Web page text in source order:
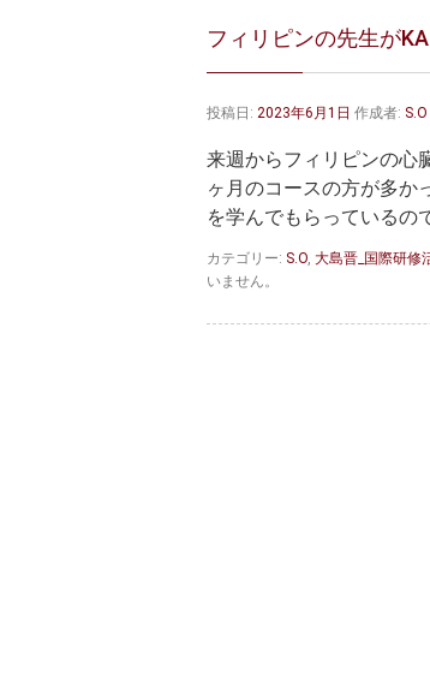
フィリピンの先生が
投稿日: 2023年6月1日 作成者: S.O
来週からフィリピンの心
ヶ月のコースの方が多か
を学んでもらっているの
カテゴリー: S.O, 大島晋_国際研修
いません。